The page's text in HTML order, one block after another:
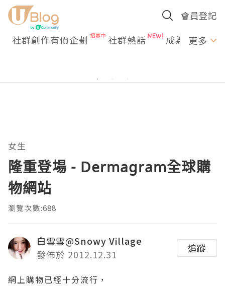
會員登記
社群創作有價企劃 社群熱話 成為U更多
女生
隆重登場 - Dermagram全球購
物網站
瀏覽次數:688
白雪雪@Snowy Village
發佈於 2012.12.31
追蹤
網上購物已經十分流行，